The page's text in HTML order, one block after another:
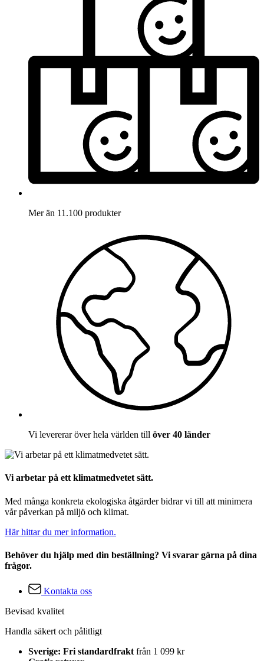
Mer än 11.100 produkter
Vi levererar över hela världen till över 40 länder
Vi arbetar på ett klimatmedvetet sätt.
Med många konkreta ekologiska åtgärder bidrar vi till att minimera
vår påverkan på miljö och klimat.
Här hittar du mer information.
Behöver du hjälp med din beställning? Vi svarar gärna på dina
frågor.
Kontakta oss
Bevisad kvalitet
Handla säkert och pålitligt
Sverige: Fri standardfrakt från 1 099 kr